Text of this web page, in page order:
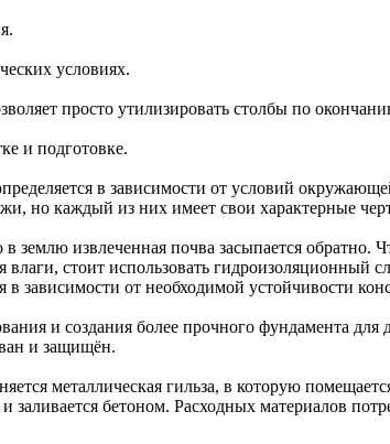
условиях.
просто утилизировать столбы по
и подготовке.
в зависимости от условий
но каждый из них имеет свои характерные
в землю извлеченная почва засыпается обратно.
влаги, стоит использовать гидроизоляционный
зависимости от необходимой устойчивости
и создания более прочного фундамента для
и защищён.
металлическая гильза, в которую
заливается бетоном. Расходных материалов